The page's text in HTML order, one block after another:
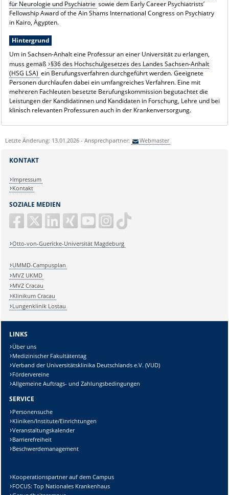
für Neurologie und Psychiatrie sowie dem Early Career Psychiatrists’
Fellowship Award of the Ain Shams International Congress on Psychiatry
in Kairo, Ägypten.
Hintergrund
Um in Sachsen-Anhalt eine Professur an einer Universität zu erlangen,
muss gemäß §36 des Hochschulgesetzes des Landes Sachsen-Anhalt
(HSG LSA) ein Berufungsverfahren durchgeführt werden. Geeignete
Personen durchlaufen dabei ein umfangreiches Verfahren. Eine mit
mehreren Fachleuten besetzte Berufungskommission begutachtet die
Leistungen der Kandidatinnen und Kandidaten in Forschung, Lehre und bei
klinisch relevanten Professuren auch in der Krankenversorgung.
Letzte Änderung: 13.01.2026 - Ansprechpartner: Webmaster
SOZIALE MEDIEN
Otto-von-Guericke-Universität Magdeburg
KONTAKT
Impressum
Kontakt
UMMD-Campusplan
MVZ UKMD
MVZ Cracau
Klinikum Cracau
Lungenklinik Lostau
LINKS
Über uns
Medizinischer Fakultätentag
Verband der Universitätsklinika Deutschlands e.V. (VUD)
Fördervereine
Allgemeine Auftrags- und Zahlungsbedingungen
SERVICE
Personensuche
Kliniken/Institute/Einrichtungen
Veranstaltungskalender
Barrierefreiheit
Beschwerdemanagement
Kooperationspartner auf dem Campus
FOCUS: Top Nationales Krankenhaus